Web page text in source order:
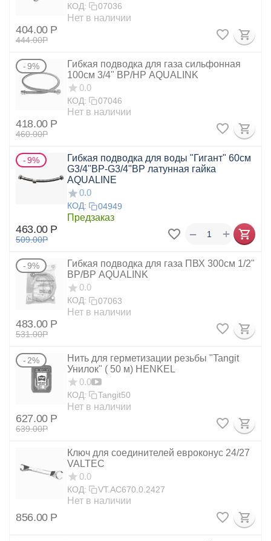
КОД: 07036
Нет в наличии
404.00 Р
444.00Р
9%
Гибкая подводка для газа сильфонная
100см 3/4" ВР/НР AQUALINK
0.0
КОД: 07046
Нет в наличии
418.00 Р
460.00Р
9%
Гибкая подводка для воды "Гигант" 60см
G3/4"ВР-G3/4"ВР латунная гайка
AQUALINE
0.0
КОД: 04949
Предзаказ
463.00 Р
509.00Р +
−
9%
Гибкая подводка для газа ПВХ 300см 1/2"
ВР/ВР AQUALINK
0.0
КОД: 07063
Нет в наличии
483.00 Р
531.00Р
2%
Нить для герметизации резьбы "Tangit
Унилок" ( 50 м) HENKEL
0.0
КОД: Tangit50
Нет в наличии
627.00 Р
639.00Р
Ключ для соединителей евроконус 24/27
VALTEC
0.0
КОД: VT.AC670.0.2427
Нет в наличии
856.00 Р